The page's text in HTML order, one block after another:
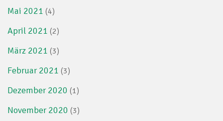
Mai 2021 (4)
April 2021 (2)
März 2021 (3)
Februar 2021 (3)
Dezember 2020 (1)
November 2020 (3)